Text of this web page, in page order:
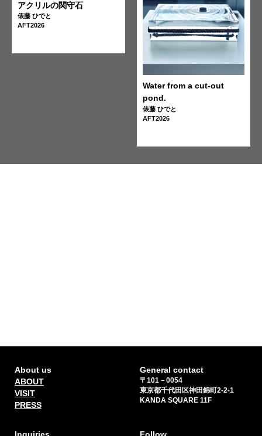
アクリルの関守石
俵藤 ひでと
AFT2026
Water from a cut-out
pond.
俵藤 ひでと
AFT2026
About us
ABOUT
VISIT
PRESS
General contact
〒101－0054
東京都千代田区神田錦町2-2-1
KANDA SQUARE 11F